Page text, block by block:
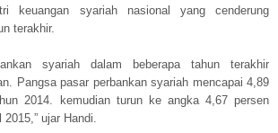
keuangan syariah nasional yang cenderung
terakhir.
syariah dalam beberapa tahun terakhir
Pangsa pasar perbankan syariah mencapai 4,89
2014. kemudian turun ke angka 4,67 persen
ujar Handi.